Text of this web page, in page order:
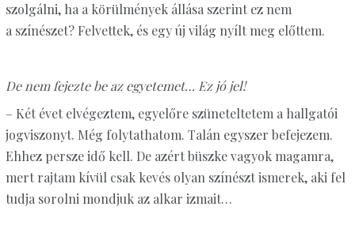
szolgálni, ha a körülmények állása szerint ez nem
a színészet? Felvettek, és egy új világ nyílt meg előttem.
De nem fejezte be az egyetemet… Ez jó jel!
– Két évet elvégeztem, egyelőre szüneteltetem a hallgatói
jogviszonyt. Még folytathatom. Talán egyszer befejezem.
Ehhez persze idő kell. De azért büszke vagyok magamra,
mert rajtam kívül csak kevés olyan színészt ismerek, aki fel
tudja sorolni mondjuk az alkar izmait…